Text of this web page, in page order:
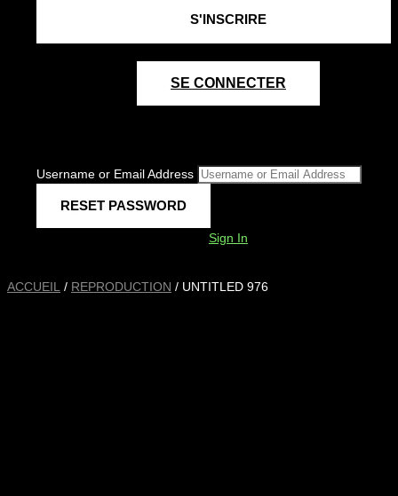
SE CONNECTER
Username or Email Address
Sign In
ACCUEIL / REPRODUCTION / UNTITLED 976